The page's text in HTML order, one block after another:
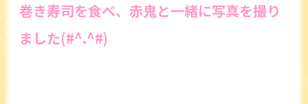
巻き寿司を食べ、赤鬼と一緒に写真を撮り
ました(#^.^#)